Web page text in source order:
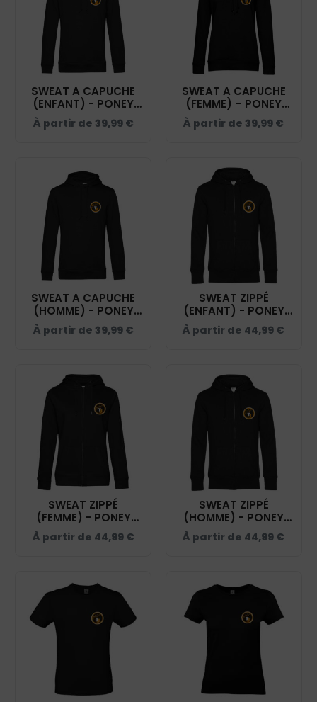
SWEAT A CAPUCHE
(ENFANT) - PONEY
CLUB TEAM JULIE -
NOIR - K477
À partir de 39,99 €
SWEAT A CAPUCHE
(FEMME) – PONEY
CLUB TEAM JULIE -
NOIR - BCW34B
À partir de 39,99 €
SWEAT A CAPUCHE
(HOMME) - PONEY
CLUB TEAM JULIE -
NOIR - BCU33B
À partir de 39,99 €
SWEAT ZIPPÉ
(ENFANT) - PONEY
CLUB TEAM JULIE -
NOIR - K455
À partir de 44,99 €
SWEAT ZIPPÉ
(FEMME) - PONEY
CLUB TEAM JULIE -
NOIR - BCW03Q
À partir de 44,99 €
SWEAT ZIPPÉ
(HOMME) - PONEY
CLUB TEAM JULIE -
NOIR - BCU03K
À partir de 44,99 €